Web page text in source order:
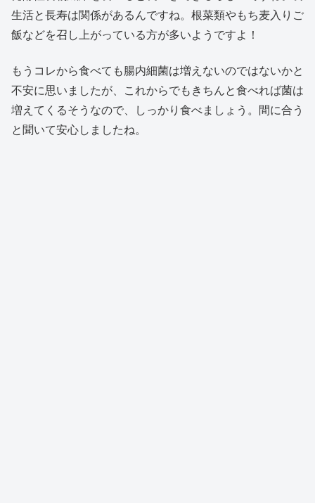
生活と長寿は関係があるんですね。根菜類やもち麦入りご
飯などを召し上がっている方が多いようですよ！
もうコレから食べても腸内細菌は増えないのではないかと
不安に思いましたが、これからでもきちんと食べれば菌は
増えてくるそうなので、しっかり食べましょう。間に合う
と聞いて安心しましたね。